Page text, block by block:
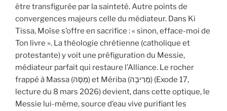
être transfigurée par la sainteté. Autre points de
convergences majeurs celle du médiateur. Dans Ki
Tissa, Moïse s’offre en sacrifice : « sinon, efface-moi de
Ton livre ». La théologie chrétienne (catholique et
protestante) y voit une préfiguration du Messie,
médiateur parfait qui restaure l’Alliance. Le rocher
frappé à Massa (מַסָּה) et Mériba (מְרִיבָה) (Exode 17,
lecture du 8 mars 2026) devient, dans cette optique, le
Messie lui-même, source d’eau vive purifiant les